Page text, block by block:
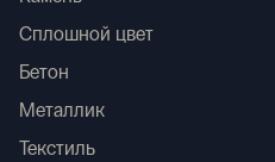
Сплошной цвет
Бетон
Металлик
Текстиль